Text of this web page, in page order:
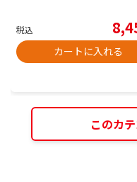
税込
カートに入れる
このカ